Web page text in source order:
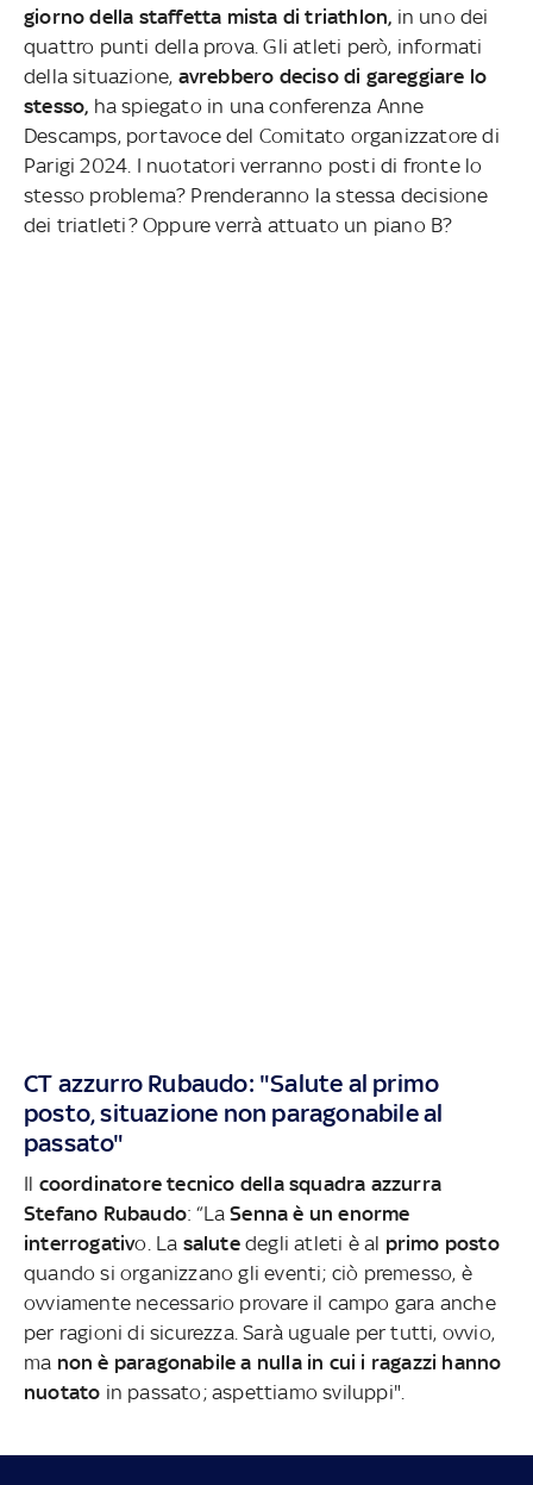
giorno della staffetta mista di triathlon, in uno dei
quattro punti della prova. Gli atleti però, informati
della situazione, avrebbero deciso di gareggiare lo
stesso, ha spiegato in una conferenza Anne
Descamps, portavoce del Comitato organizzatore di
Parigi 2024. I nuotatori verranno posti di fronte lo
stesso problema? Prenderanno la stessa decisione
dei triatleti? Oppure verrà attuato un piano B?
CT azzurro Rubaudo: "Salute al primo
posto, situazione non paragonabile al
passato"
Il coordinatore tecnico della squadra azzurra
Stefano Rubaudo: “LaSenna è un enorme
interrogativo. La salutedegli atleti è al primo posto
quando si organizzano gli eventi; ciò premesso, è
ovviamente necessario provare il campo gara anche
per ragioni di sicurezza. Sarà uguale per tutti, ovvio,
ma non è paragonabile a nulla in cui i ragazzi hanno
nuotato in passato; aspettiamo sviluppi".